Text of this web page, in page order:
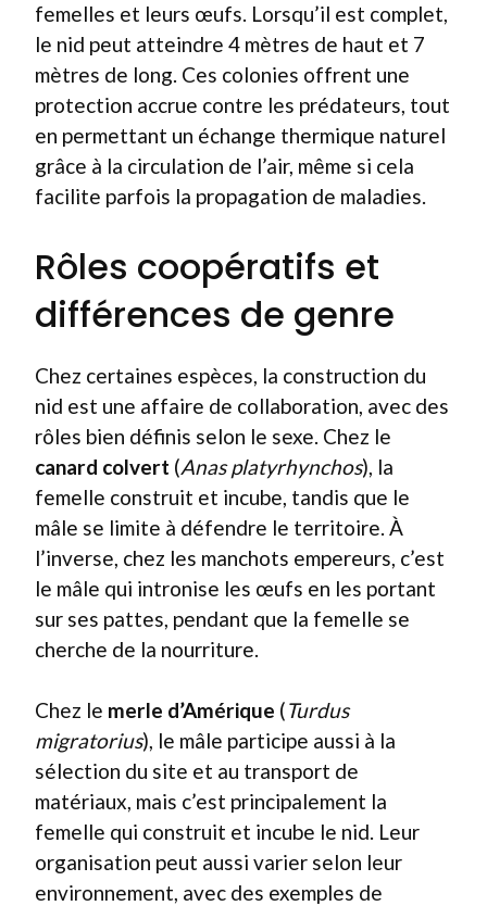
femelles et leurs œufs. Lorsqu’il est complet,
le nid peut atteindre 4 mètres de haut et 7
mètres de long. Ces colonies offrent une
protection accrue contre les prédateurs, tout
en permettant un échange thermique naturel
grâce à la circulation de l’air, même si cela
facilite parfois la propagation de maladies.
Rôles coopératifs et
différences de genre
Chez certaines espèces, la construction du
nid est une affaire de collaboration, avec des
rôles bien définis selon le sexe. Chez le
canard colvert (Anas platyrhynchos), la
femelle construit et incube, tandis que le
mâle se limite à défendre le territoire. À
l’inverse, chez les manchots empereurs, c’est
le mâle qui intronise les œufs en les portant
sur ses pattes, pendant que la femelle se
cherche de la nourriture.
Chez le merle d’Amérique (Turdus
migratorius), le mâle participe aussi à la
sélection du site et au transport de
matériaux, mais c’est principalement la
femelle qui construit et incube le nid. Leur
organisation peut aussi varier selon leur
environnement, avec des exemples de